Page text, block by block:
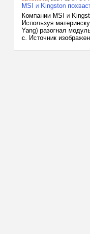
MSI и Kingston
Компании MSI и
Используя
Yang) разогнал
с. Источник